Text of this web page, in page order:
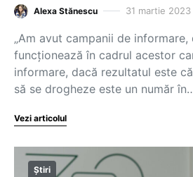
Alexa Stănescu 31 martie 2023
„Am avut campanii de informare,
funcționează în cadrul acestor
informare, dacă rezultatul este
să se drogheze este un număr
Vezi articolul
Știri